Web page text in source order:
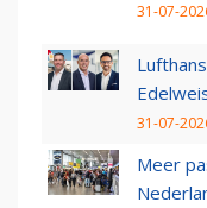
31-07-
31-07-
Meer